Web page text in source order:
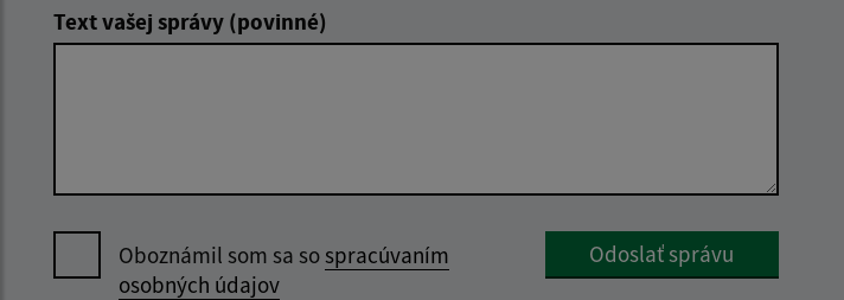
Text vašej správy (povinné)
Oboznámil som sa sospracúvaním
osobných údajov
Odoslať správu